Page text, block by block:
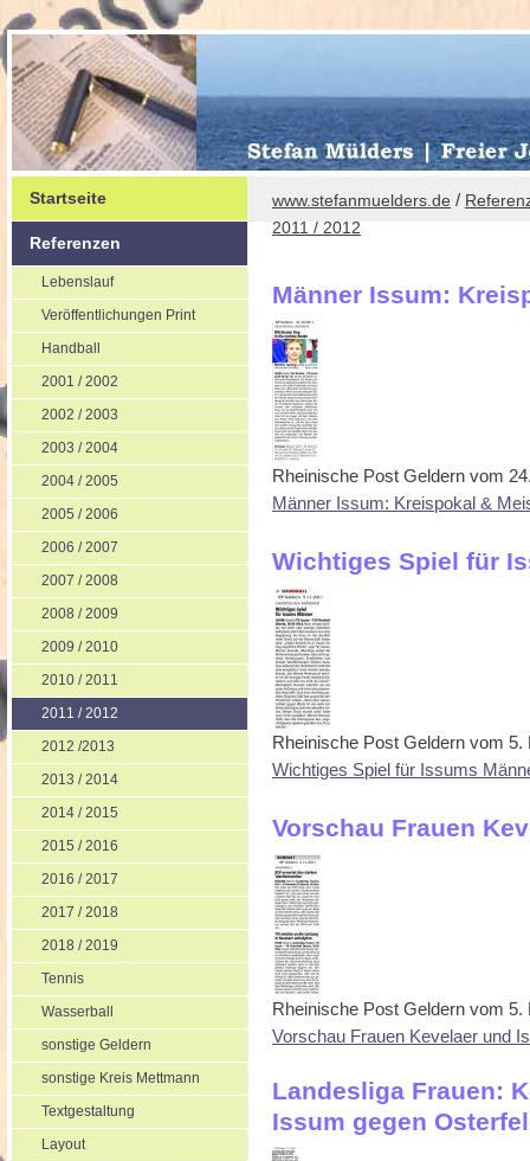
Startseite
Referenzen
Lebenslauf
Veröffentlichungen Print
Handball
2001 / 2002
2002 / 2003
2003 / 2004
2004 / 2005
2005 / 2006
2006 / 2007
2007 / 2008
2008 / 2009
2009 / 2010
2010 / 2011
2011 / 2012
2012 /2013
2013 / 2014
2014 / 2015
2015 / 2016
2016 / 2017
2017 / 2018
2018 / 2019
Tennis
Wasserball
sonstige Geldern
sonstige Kreis Mettmann
Textgestaltung
Layout
www.stefanmuelders.de /
2011 / 2012
Männer Issum:
Rheinische Post Geldern vom
Männer Issum: Kreispokal &
Wichtiges Spiel für
Rheinische Post Geldern vom 5.
Wichtiges Spiel für Issums
Vorschau Frauen
Rheinische Post Geldern vom 5.
Vorschau Frauen Kevelaer und
Landesliga Frauen:
Issum gegen